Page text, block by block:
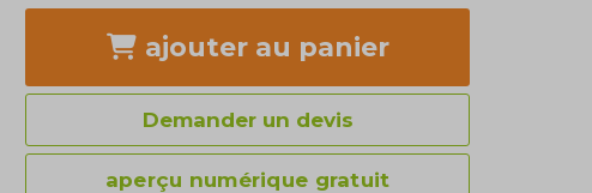
ajouter au panier
Demander un devis
aperçu numérique gratuit